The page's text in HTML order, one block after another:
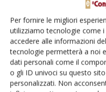
Per fornire le migliori
utilizziamo tecnologie come
accedere alle informazioni
tecnologie permetterà a noi
dati personali come il
o gli ID univoci su questo
personalizzati. Non
Catalogo
Un modo semplice